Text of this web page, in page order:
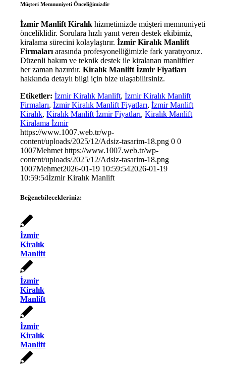
Müşteri Memnuniyeti Önceliğimizdir
İzmir Manlift Kiralık hizmetimizde müşteri memnuniyeti
önceliklidir. Sorulara hızlı yanıt veren destek ekibimiz,
kiralama sürecini kolaylaştırır.İzmir Kiralık Manlift
Firmaları arasında profesyonelliğimizle fark yaratıyoruz.
Düzenli bakım ve teknik destek ile kiralanan manliftler
her zaman hazırdır.Kiralık Manlift İzmir Fiyatları
hakkında detaylı bilgi için bize ulaşabilirsiniz.
Etiketler: İzmir Kiralık Manlift,İzmir Kiralık Manlift
Firmaları,İzmir Kiralık Manlift Fiyatları,İzmir Manlift
Kiralık,Kiralık Manlift İzmir Fiyatları,Kiralık Manlift
Kiralama İzmir
https://www.1007.web.tr/wp-
content/uploads/2025/12/Adsiz-tasarim-18.png 0 0
1007Mehmet https://www.1007.web.tr/wp-
content/uploads/2025/12/Adsiz-tasarim-18.png
1007Mehmet2026-01-19 10:59:542026-01-19
10:59:54İzmir Kiralık Manlift
Beğenebilecekleriniz:
İzmir
Kiralık
Manlift
İzmir
Kiralık
Manlift
İzmir
Kiralık
Manlift